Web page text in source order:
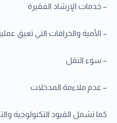
– خدمات الإرشاد الفقيرة
– الأمية والخرافات التي تعيق عملية
– سوء النقل
– عدم ملاءمة المدخلات
كما تشمل القيود التكنولوجية